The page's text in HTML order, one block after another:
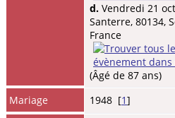
d. Vendredi 21
Santerre, 80134,
France
(Âgé de 87 ans)
Mariage
1948 [1]